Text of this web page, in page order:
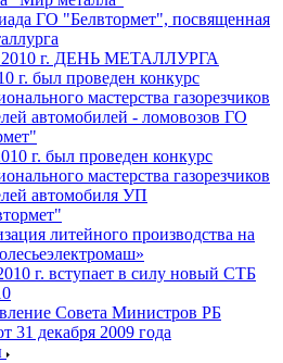
ГО "Белвтормет", посвященная
2010 г. ДЕНЬ МЕТАЛЛУРГА
г. был проведен конкурс
мастерства газорезчиков
автомобилей - ломовозов ГО
г. был проведен конкурс
мастерства газорезчиков
автомобиля УП
литейного производства на
г. вступает в силу новый СТБ
Совета Министров РБ
31 декабря 2009 года